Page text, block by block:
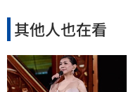
其他人也在看